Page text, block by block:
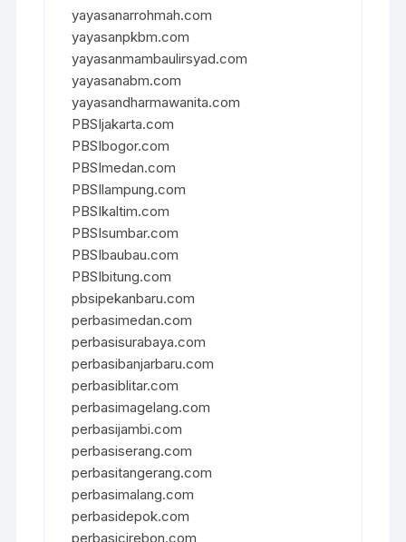
yayasanarrohmah.com
yayasanpkbm.com
yayasanmambaulirsyad.com
yayasanabm.com
yayasandharmawanita.com
PBSIjakarta.com
PBSIbogor.com
PBSImedan.com
PBSIlampung.com
PBSIkaltim.com
PBSIsumbar.com
PBSIbaubau.com
PBSIbitung.com
pbsipekanbaru.com
perbasimedan.com
perbasisurabaya.com
perbasibanjarbaru.com
perbasiblitar.com
perbasimagelang.com
perbasijambi.com
perbasiserang.com
perbasitangerang.com
perbasimalang.com
perbasidepok.com
perbasicirebon.com